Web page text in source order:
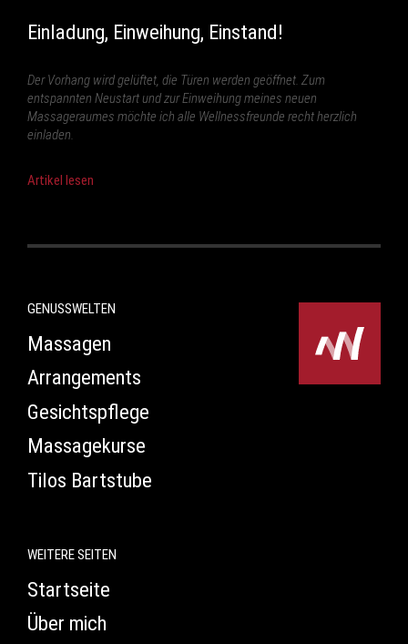
Einladung, Einweihung, Einstand!
Der Vorhang wird gelüftet, die Türen werden geöffnet. Zum
entspannten Neustart und zur Einweihung meines neuen
Massageraumes möchte ich alle Wellnessfreunde recht herzlich
einladen.
Artikel lesen
GENUSSWELTEN
Massagen
Arrangements
Gesichtspflege
Massagekurse
Tilos Bartstube
WEITERE SEITEN
Startseite
Über mich